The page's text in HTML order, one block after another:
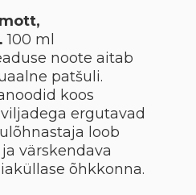
100 ml
noote aitab
patšuli.
koos
ergutavad
loob
värskendava
õhkkonna.